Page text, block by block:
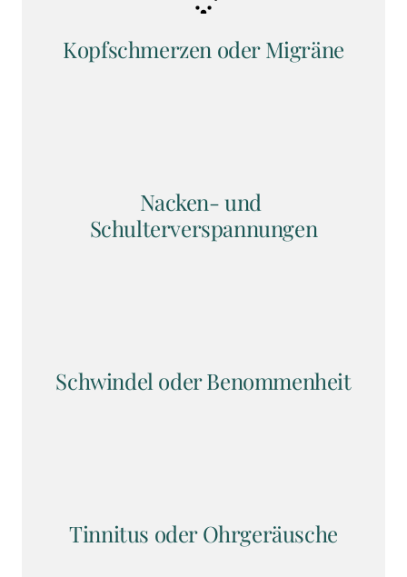
Kopfschmerzen oder Migräne
Nacken- und
Schulterverspannungen
Schwindel oder Benommenheit
Tinnitus oder Ohrgeräusche